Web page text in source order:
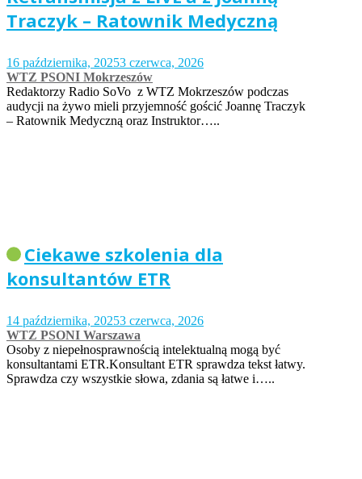
Traczyk – Ratownik Medyczną
16 października, 20253 czerwca, 2026
WTZ PSONI Mokrzeszów
Redaktorzy Radio SoVo z WTZ Mokrzeszów podczas
audycji na żywo mieli przyjemność gościć Joannę Traczyk
– Ratownik Medyczną oraz Instruktor…..
Ciekawe szkolenia dla
konsultantów ETR
14 października, 20253 czerwca, 2026
WTZ PSONI Warszawa
Osoby z niepełnosprawnością intelektualną mogą być
konsultantami ETR.Konsultant ETR sprawdza tekst łatwy.
Sprawdza czy wszystkie słowa, zdania są łatwe i…..